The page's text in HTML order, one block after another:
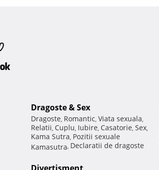
Dragoste & Sex
Dragoste, Romantic, Viata sexuala,
Relatii, Cuplu, Iubire, Casatorie, Sex,
Kama Sutra, Pozitii sexuale
Kamasutra, Declaratii de dragoste